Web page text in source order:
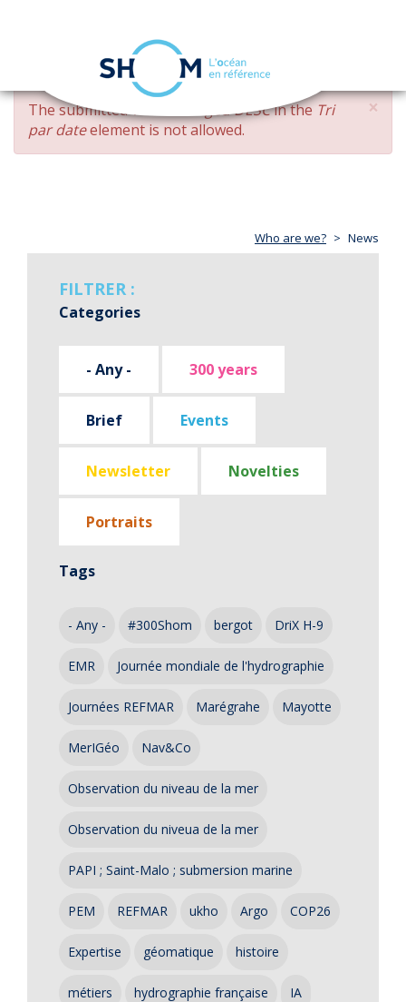
Skip
main
content
navigation
×
ERROR
MESSAGE
The submitted value changed DESCin the Tri
par dateelement is not allowed.
Who are we? News
FILTRER :
Categories
- Any - 300 years
Brief Events
Newsletter Novelties
Portraits
Tags
- Any - #300Shom bergot DriX H-9
EMR Journée mondiale de l'hydrographie
Journées REFMAR Marégrahe Mayotte
MerIGéo Nav&Co
Observation du niveau de la mer
Observation du niveua de la mer
PAPI ; Saint-Malo ; submersion marine
PEM REFMAR ukho Argo COP26
Expertise géomatique histoire
métiers hydrographie française IA